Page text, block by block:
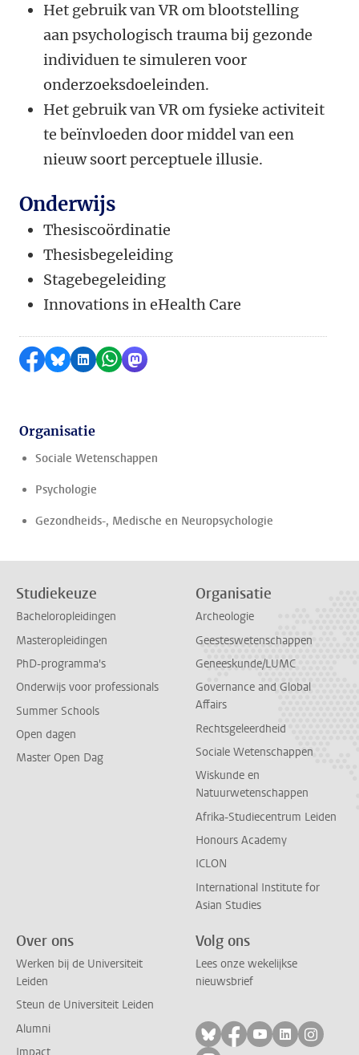
Het gebruik van VR om blootstelling
aan psychologisch trauma bij gezonde
individuen te simuleren voor
onderzoeksdoeleinden.
Het gebruik van VR om fysieke activiteit
te beïnvloeden door middel van een
nieuw soort perceptuele illusie.
Onderwijs
Thesiscoördinatie
Thesisbegeleiding
Stagebegeleiding
Innovations in eHealth Care
Delen op Facebook
Delen via Bluesky
Delen op LinkedIn
Delen via WhatsApp
Delen via Mastodon
Organisatie
Sociale Wetenschappen
Psychologie
Gezondheids-, Medische en Neuropsychologie
Studiekeuze
Bacheloropleidingen
Masteropleidingen
PhD-programma's
Onderwijs voor professionals
Summer Schools
Open dagen
Master Open Dag
Organisatie
Archeologie
Geesteswetenschappen
Geneeskunde/LUMC
Governance and Global
Affairs
Rechtsgeleerdheid
Sociale Wetenschappen
Wiskunde en
Natuurwetenschappen
Afrika-Studiecentrum Leiden
Honours Academy
ICLON
International Institute for
Asian Studies
Over ons
Werken bij de Universiteit
Leiden
Steun de Universiteit Leiden
Alumni
Volg ons
Lees onze wekelijkse
nieuwsbrief
Volg ons op bluesky
Volg ons op
Volg ons op
Volg ons
Volg